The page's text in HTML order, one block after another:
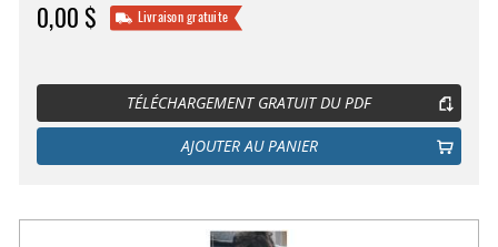
0,00 $ Livraison gratuite
TÉLÉCHARGEMENT GRATUIT DU PDF
AJOUTER AU PANIER